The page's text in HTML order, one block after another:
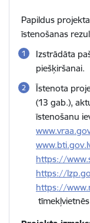
Papildus
īstenošanas
Izstrādāta
piešķiršanai.
Īstenota
(13 gab.),
īstenošanu
https://
https://
https://